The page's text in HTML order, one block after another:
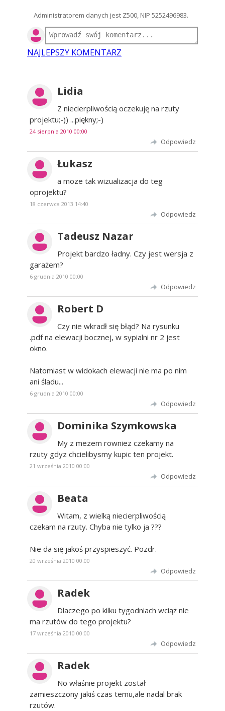
Administratorem danych jest Z500, NIP 5252496983.
NAJLEPSZY KOMENTARZ
Lidia
Z niecierpliwością oczekuję na rzuty
projektu;-)) ...piękny;-)
24 sierpnia 2010 00:00
Odpowiedz
Łukasz
a moze tak wizualizacja do teg
oprojektu?
18 czerwca 2013 14:40
Odpowiedz
Tadeusz Nazar
Projekt bardzo ładny. Czy jest wersja z
garażem?
6 grudnia 2010 00:00
Odpowiedz
Robert D
Czy nie wkradł się błąd? Na rysunku
.pdf na elewacji bocznej, w sypialni nr 2 jest
okno.
Natomiast w widokach elewacji nie ma po nim
ani śladu...
6 grudnia 2010 00:00
Odpowiedz
Dominika Szymkowska
My z mezem rowniez czekamy na
rzuty gdyz chcielibysmy kupic ten projekt.
21 września 2010 00:00
Odpowiedz
Beata
Witam, z wielką niecierpliwością
czekam na rzuty. Chyba nie tylko ja ???
Nie da się jakoś przyspieszyć. Pozdr.
20 września 2010 00:00
Odpowiedz
Radek
Dlaczego po kilku tygodniach wciąż nie
ma rzutów do tego projektu?
17 września 2010 00:00
Odpowiedz
Radek
No właśnie projekt został
zamieszczony jakiś czas temu,ale nadal brak
rzutów.